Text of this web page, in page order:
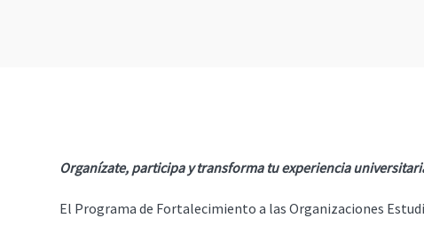
Organízate, participa y transforma tu experiencia
El Programa de Fortalecimiento a las Organizaciones